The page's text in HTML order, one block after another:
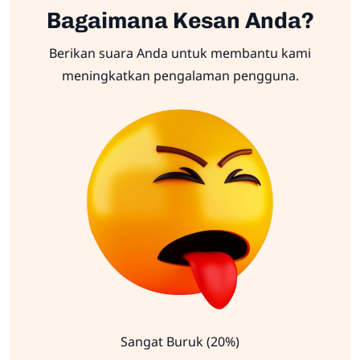
Bagaimana Kesan Anda?
Berikan suara Anda untuk membantu kami
meningkatkan pengalaman pengguna.
Sangat Buruk (20%)